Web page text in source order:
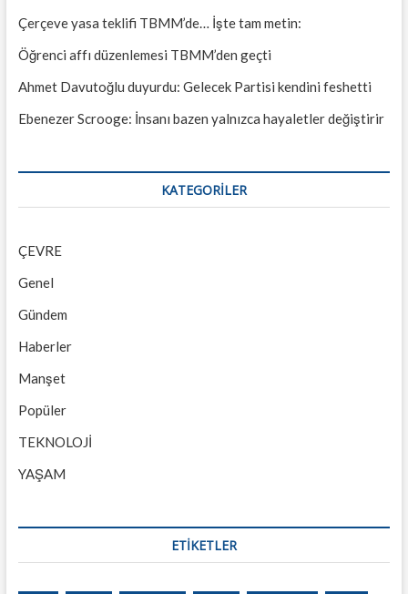
Çerçeve yasa teklifi TBMM’de… İşte tam metin:
Öğrenci affı düzenlemesi TBMM’den geçti
Ahmet Davutoğlu duyurdu: Gelecek Partisi kendini feshetti
Ebenezer Scrooge: İnsanı bazen yalnızca hayaletler değiştirir
KATEGORILER
ÇEVRE
Genel
Gündem
Haberler
Manşet
Popüler
TEKNOLOJİ
YAŞAM
ETİKETLER